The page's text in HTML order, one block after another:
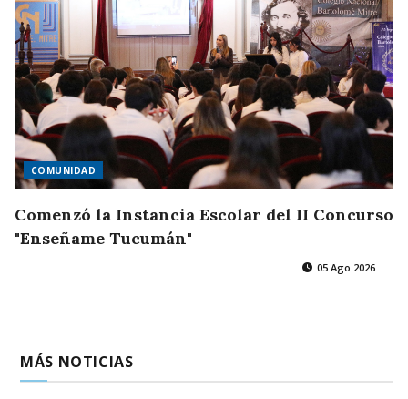
COMUNIDAD
Comenzó la Instancia Escolar del II Concurso
"Enseñame Tucumán"
05 Ago 2026
MÁS NOTICIAS